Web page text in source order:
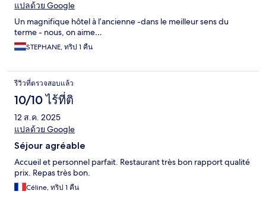
แปลด้วย Google
Un magnifique hôtel à l’ancienne -dans le meilleur sens du
terme - nous, on aime…
STEPHANE, ทริป 1 คืน
รีวิวที่ตรวจสอบแล้ว
10/10 ไร้ที่ติ
12 ส.ค. 2025
แปลด้วย Google
Séjour agréable
Accueil et personnel parfait. Restaurant très bon rapport qualité
prix. Repas très bon.
Céline, ทริป 1 คืน